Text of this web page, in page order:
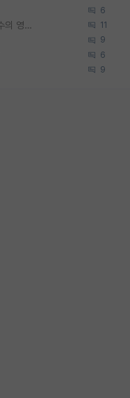
6
랩실 대학원생들 모두 능력 미달인건 지도교수의 영향 아닌가? 11
9
6
9